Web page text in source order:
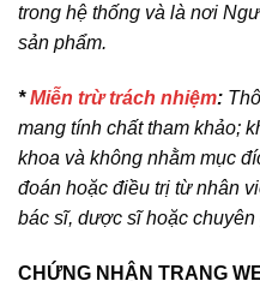
trong hệ thống và là nơi
sản phẩm.
*Miễn trừ trách nhiệm:
mang tính chất tham khảo;
khoa và không nhằm mục
đoán hoặc điều trị từ nhân
bác sĩ, dược sĩ hoặc
CHỨNG NHẬN TRANG